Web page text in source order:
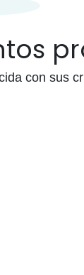
con sus